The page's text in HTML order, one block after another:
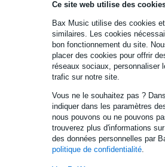
Ce site web utilise des
Bax Music utilise des cookies
similaires. Les cookies
bon fonctionnement du site.
placer des cookies pour offrir
réseaux sociaux, personnaliser
trafic sur notre site.
Vous ne le souhaitez pas ?
indiquer dans les paramètres
nous pouvons ou ne pouvons
trouverez plus d'informations
des données personnelles par
politique de confidentialité
Disponibilité
En stock
Encore 1 article en stock dans notre
Ajouter
Commande immédiate = livraison
Retours gratuits
30 jours satisfait ou remboursé